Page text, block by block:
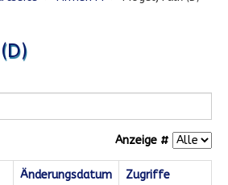
Anzeige #
Änderungsdatum Zugriffe